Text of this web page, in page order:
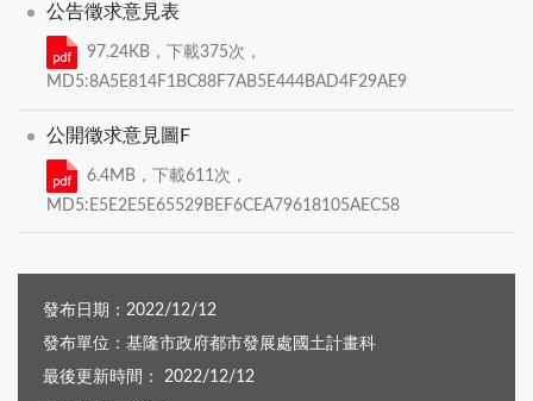
公告徵求意見表
97.24KB，下載375次，
MD5:8A5E814F1BC88F7AB5E444BAD4F29AE9
公開徵求意見圖F
6.4MB，下載611次，
MD5:E5E2E5E65529BEF6CEA79618105AEC58
發布日期：2022/12/12
發布單位：基隆市政府都市發展處國土計畫科
最後更新時間： 2022/12/12